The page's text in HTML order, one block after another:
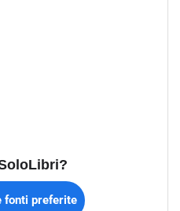
fonti preferite